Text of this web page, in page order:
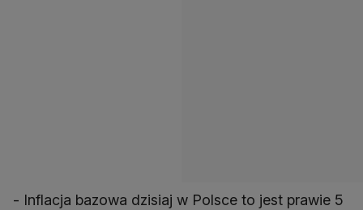
- Inflacja bazowa dzisiaj w Polsce to jest prawie 5